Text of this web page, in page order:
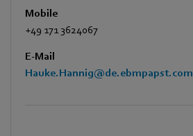
Mobile
+49 171 3624067
E-Mail
Hauke.Hannig@de.ebmpapst.com